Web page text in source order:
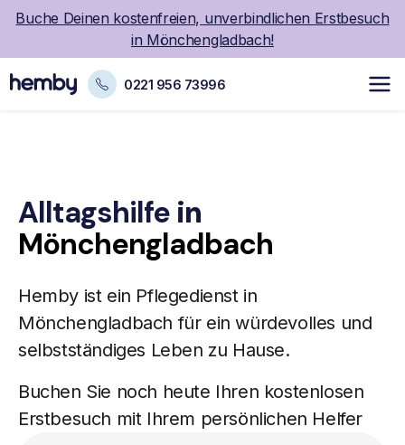
Buche Deinen kostenfreien, unverbindlichen Erstbesuch
in Mönchengladbach!
0221 956 73996
Alltagshilfe in
Mönchengladbach
Hemby ist ein Pflegedienstin
Mönchengladbach für ein würdevolles und
selbstständiges Leben zu Hause.
Buchen Sie noch heute Ihren kostenlosen
Erstbesuch mit Ihrem persönlichen Helfer